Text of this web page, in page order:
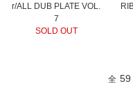
r/ALL DUB PLATE VOL.
7
SOLD OUT
全 59